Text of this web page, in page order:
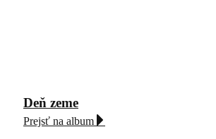
Deň zeme
Prejsť na album